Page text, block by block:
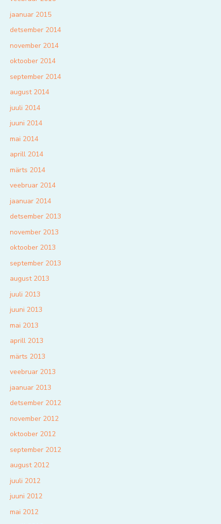
jaanuar 2015
detsember 2014
november 2014
oktoober 2014
september 2014
august 2014
juuli 2014
juuni 2014
mai 2014
aprill 2014
märts 2014
veebruar 2014
jaanuar 2014
detsember 2013
november 2013
oktoober 2013
september 2013
august 2013
juuli 2013
juuni 2013
mai 2013
aprill 2013
märts 2013
veebruar 2013
jaanuar 2013
detsember 2012
november 2012
oktoober 2012
september 2012
august 2012
juuli 2012
juuni 2012
mai 2012